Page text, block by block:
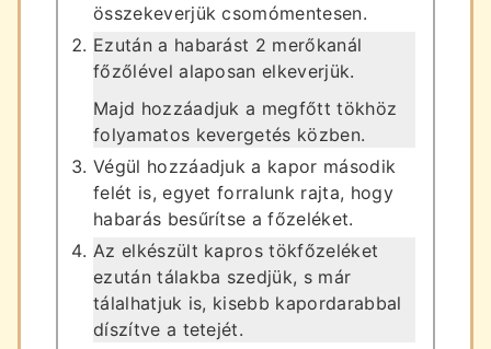
összekeverjük csomómentesen.
Ezután a habarást 2 merőkanál
főzőlével alaposan elkeverjük.
Majd hozzáadjuk a megfőtt tökhöz
folyamatos kevergetés közben.
Végül hozzáadjuk a kapor második
felét is, egyet forralunk rajta, hogy
habarás besűrítse a főzeléket.
Az elkészült kapros tökfőzeléket
ezután tálakba szedjük, s már
tálalhatjuk is, kisebb kapordarabbal
díszítve a tetejét.